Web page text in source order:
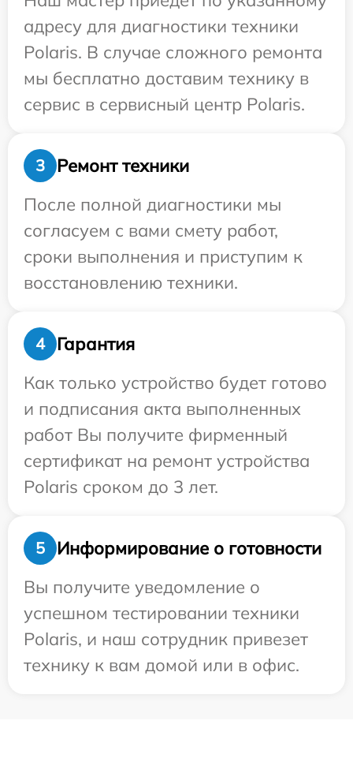
адресу для диагностики техники
Polaris. В случае сложного ремонта
мы бесплатно доставим технику в
сервис в сервисный центр Polaris.
3
Ремонт техники
После полной диагностики мы
согласуем с вами смету работ,
сроки выполнения и приступим к
восстановлению техники.
4
Гарантия
Как только устройство будет готово
и подписания акта выполненных
работ Вы получите фирменный
сертификат на ремонт устройства
Polaris сроком до 3 лет.
5
Информирование о готовности
Вы получите уведомление о
успешном тестировании техники
Polaris, и наш сотрудник привезет
технику к вам домой или в офис.